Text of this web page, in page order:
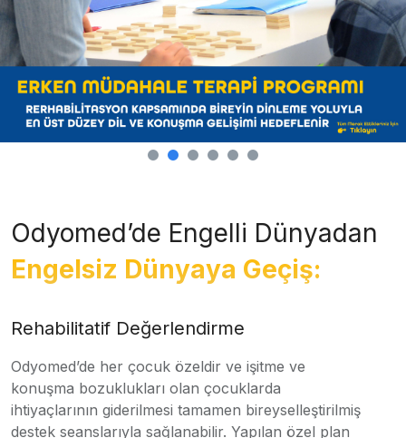
Odyomed’de Engelli Dünyadan
Engelsiz Dünyaya Geçiş:
Rehabilitatif Değerlendirme
Odyomed’de her çocuk özeldir ve işitme ve
konuşma bozuklukları olan çocuklarda
ihtiyaçlarının giderilmesi tamamen bireyselleştirilmiş
destek seanslarıyla sağlanabilir. Yapılan özel plan